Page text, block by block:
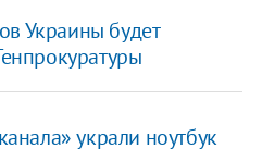
Украины будет
украли ноутбук